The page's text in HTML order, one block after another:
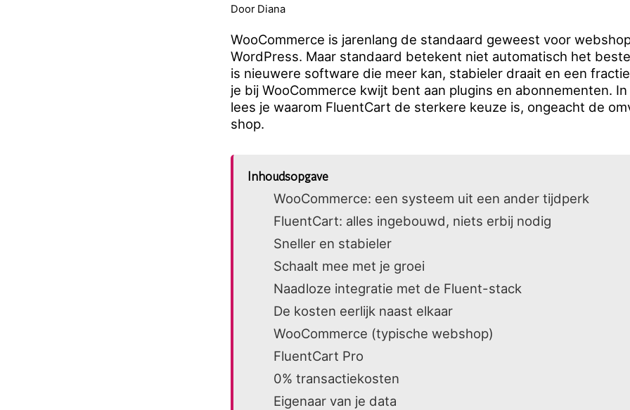
Door Diana
WooCommerce is jarenlang de standaard geweest voor
WordPress. Maar standaard betekent niet automatisch het
is nieuwere software die meer kan, stabieler draait en een
je bij WooCommerce kwijt bent aan plugins en abonnementen.
lees je waarom FluentCart de sterkere keuze is, ongeacht de
shop.
Inhoudsopgave
WooCommerce: een systeem uit een ander tijdperk
FluentCart: alles ingebouwd, niets erbij nodig
Sneller en stabieler
Schaalt mee met je groei
Naadloze integratie met de Fluent-stack
De kosten eerlijk naast elkaar
WooCommerce (typische webshop)
FluentCart Pro
0% transactiekosten
Eigenaar van je data